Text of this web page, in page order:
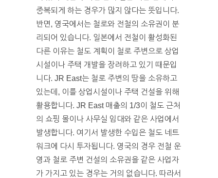
중복되게 하는 경우가 많지 않다는 뜻입니다.
반면, 영국에서는 철로와 전철의 소유권이 분
리되어 있습니다. 일본에서 전철이 활성화된
다른 이유는 철도 계획이 철로 주변으로 상업
시설이나 주택 개발을 장려하고 있기 때문입
니다. JR East는 철로 주변의 땅을 소유하고
있는데, 이를 상업시설이나 주택 건설을 위해
활용합니다. JR East 매출의 1/3이 철도 근처
의 쇼핑 몰이나 사무실 임대와 같은 사업에서
발생합니다. 여기서 발생한 수입은 철도 네트
워크에 다시 투자됩니다. 영국의 경우 전철 운
영과 철로 주변 건설의 소유권을 같은 사업자
가 가지고 있는 경우는 거의 없습니다. 따라서